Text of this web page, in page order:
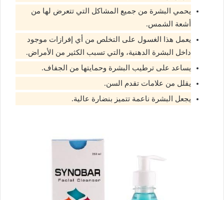
يحمي البشرة من جميع المشاكل التي تتعرض لها من
أشعة الشمس.
يعمل هذا الغسول على التخلص من أي إفرازات موجود
داخل البشرة الدهنية، والتي تسبب الكثير من الأمراض.
يساعد على ترطيب البشرة وحمايتها من الجفاف.
يقلل من علامات تقدم السن.
يجعل البشرة ناعمة تتميز بنضارة عالية.